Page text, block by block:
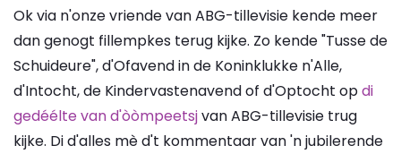
Ok via n'onze vriende van ABG-tillevisie kende meer
dan genogt fillempkes terug kijke. Zo kende "Tusse de
Schuideure", d'Ofavend in de Koninklukke n'Alle,
d'Intocht, de Kindervastenavend of d'Optocht opdi
gedéélte van d'òòmpeetsjvan ABG-tillevisie trug
kijke. Di d'alles mè d't kommentaar van 'n jubilerende